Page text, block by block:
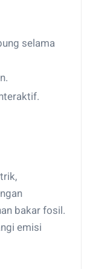
selama
bakar fosil.
emisi